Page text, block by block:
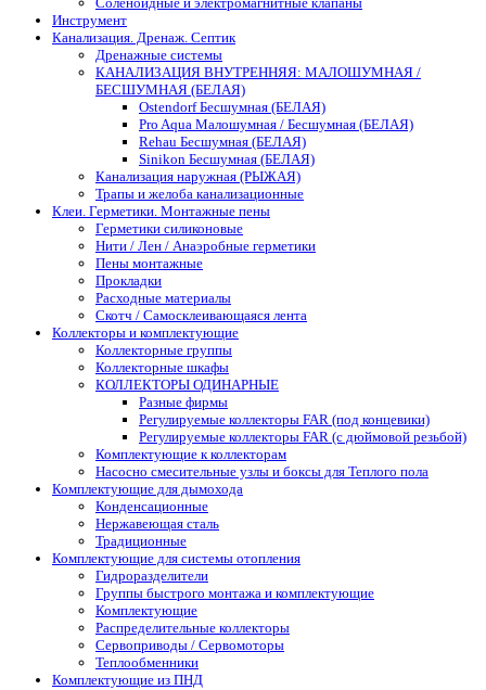
Инструмент
Канализация. Дренаж. Септик
Дренажные системы
КАНАЛИЗАЦИЯ ВНУТРЕННЯЯ: МАЛОШУМНАЯ /
БЕСШУМНАЯ (БЕЛАЯ)
Ostendorf Бесшумная (БЕЛАЯ)
Pro Aqua Малошумная / Бесшумная (БЕЛАЯ)
Rehau Бесшумная (БЕЛАЯ)
Sinikon Бесшумная (БЕЛАЯ)
Канализация наружная (РЫЖАЯ)
Трапы и желоба канализационные
Клеи. Герметики. Монтажные пены
Герметики силиконовые
Нити / Лен / Анаэробные герметики
Пены монтажные
Прокладки
Расходные материалы
Скотч / Самосклеивающаяся лента
Коллекторы и комплектующие
Коллекторные группы
Коллекторные шкафы
КОЛЛЕКТОРЫ ОДИНАРНЫЕ
Разные фирмы
Регулируемые коллекторы FAR (под концевики)
Регулируемые коллекторы FAR (с дюймовой резьбой)
Комплектующие к коллекторам
Насосно смесительные узлы и боксы для Теплого пола
Комплектующие для дымохода
Конденсационные
Нержавеющая сталь
Традиционные
Комплектующие для системы отопления
Гидроразделители
Группы быстрого монтажа и комплектующие
Комплектующие
Распределительные коллекторы
Сервоприводы / Сервомоторы
Теплообменники
Комплектующие из ПНД